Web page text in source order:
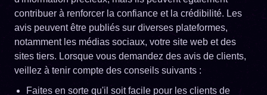
contribuer à renforcer la confiance et la crédibilité. Les
avis peuvent être publiés sur diverses plateformes,
notamment les médias sociaux, votre site web et des
sites tiers. Lorsque vous demandez des avis de clients,
veillez à tenir compte des conseils suivants :
Faites en sorte qu'il soit facile pour les clients de